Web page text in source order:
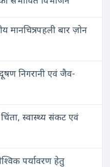
पहली बार ज़ोन
निगरानी एवं जैव-
स्वास्थ्य संकट एवं
पर्यावरण हेतु